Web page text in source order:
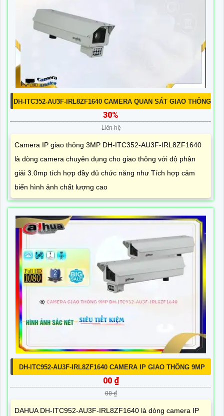
DH-ITC352-AU3F-IRL8ZF1640 CAMERA QUAN SÁT GIAO THÔNG
30%
Liên hệ
Camera IP giao thông 3MP DH-ITC352-AU3F-IRL8ZF1640
là dòng camera chuyên dụng cho giao thông với độ phân
giải 3.0mp tích hợp đầy đủ chức năng như Tích hợp cảm
biến hình ảnh chất lượng cao
DH-ITC952-AU3F-IRL8ZF1640 CAMERA IP GIAO THÔNG 9MP
00 ₫
00 ₫
DAHUA DH-ITC952-AU3F-IRL8ZF1640 là dòng camera IP